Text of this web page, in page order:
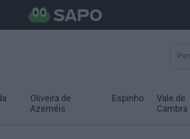
Oliveira de
Azeméis
Espinho
Vale de
Cambra